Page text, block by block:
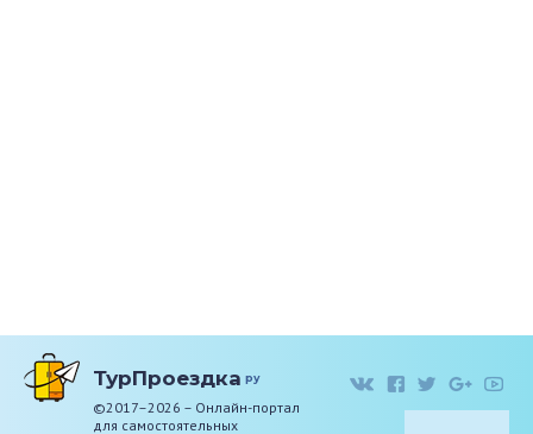
ТурПроездка ру
©2017–2026 – Онлайн-портал
для самостоятельных